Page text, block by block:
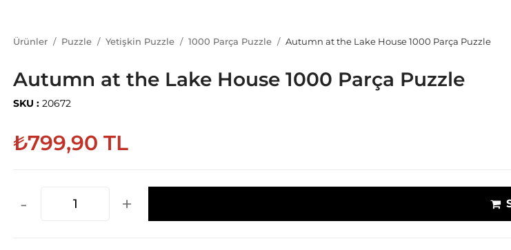
Ürünler Puzzle Yetişkin Puzzle 1000 Parça Puzzle Autumn at the Lake House 1000 Parça Puzzle
Autumn at the Lake House 1000 Parça Puzzle
SKU : 20672
₺799,90 TL
- +